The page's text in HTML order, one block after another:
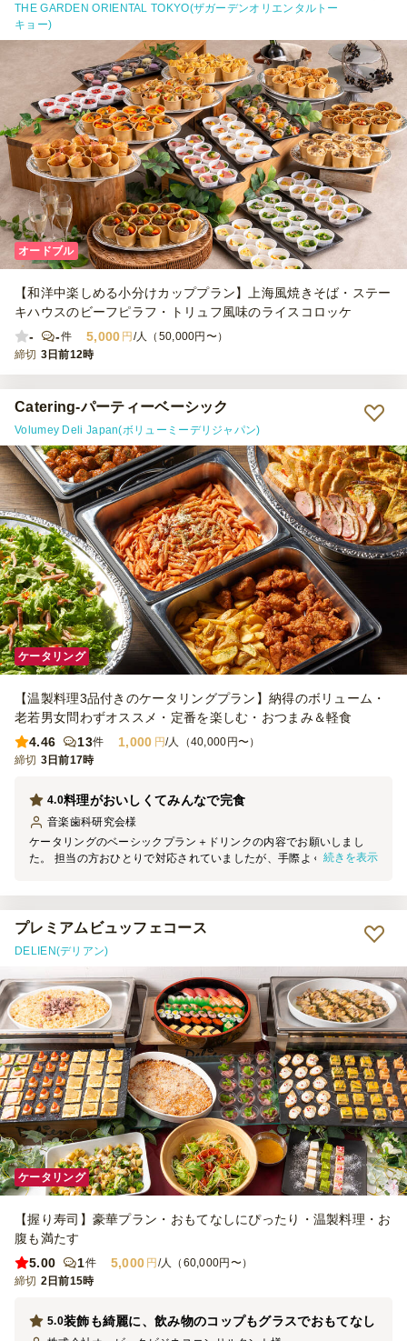
THE GARDEN ORIENTAL TOKYO(ザガーデンオリエンタルトー
キョー)
オードブル
【和洋中楽しめる小分けカッププラン】上海風焼きそば・ステー
キハウスのビーフピラフ・トリュフ風味のライスコロッケ
-
-件 5,000 円/人（50,000円〜）
締切 3日前12時
Catering-パーティーベーシック
Volumey Deli Japan(ボリューミーデリジャパン)
ケータリング
【温製料理3品付きのケータリングプラン】納得のボリューム・
老若男女問わずオススメ・定番を楽しむ・おつまみ＆軽食
4.46
13件 1,000 円/人（40,000円〜）
締切 3日前17時
料理がおいしくてみんなで完食
4.0
音楽歯科研究会様
ケータリングのベーシックプラン＋ドリンクの内容でお願いしまし
た。 担当の方おひとりで対応されていましたが、手際よくご準備い
スムーズにいきました。担当の方の臨機応変なご対応、ご提案に感謝
です。 料理がおいしかったので会終了までにほとんどなくなってい
ました。 足りないというわけではなかったので、フードロスの観点
続きを表示
プレミアムビュッフェコース
DELIEN(デリアン)
ケータリング
【握り寿司】豪華プラン・おもてなしにぴったり・温製料理・お
腹も満たす
5.00
1件 5,000 円/人（60,000円〜）
締切 2日前15時
装飾も綺麗に、飲み物のコップもグラスでおもてなし
5.0